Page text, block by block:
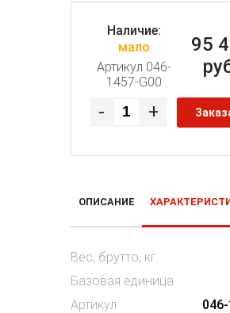
Наличие:
мало
Артикул 046-
1457-G00
95
- +
ОПИСАНИЕ
Вес, брутто, кг
Базовая единица
Артикул